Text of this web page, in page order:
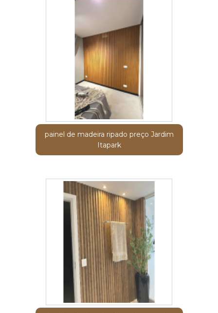
painel de madeira ripado preço Jardim
Itapark